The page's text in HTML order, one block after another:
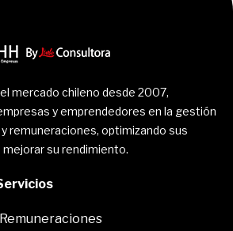
mercado chileno desde 2007,
y emprendedores en la gestión
remuneraciones, optimizando sus
mejorar su rendimiento.
Remuneraciones